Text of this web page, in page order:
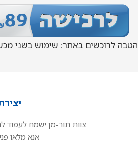
הטבה לרוכשים באתר: שימוש בשני
צוות תור-מן ישמח לעמוד
אנא מלאו